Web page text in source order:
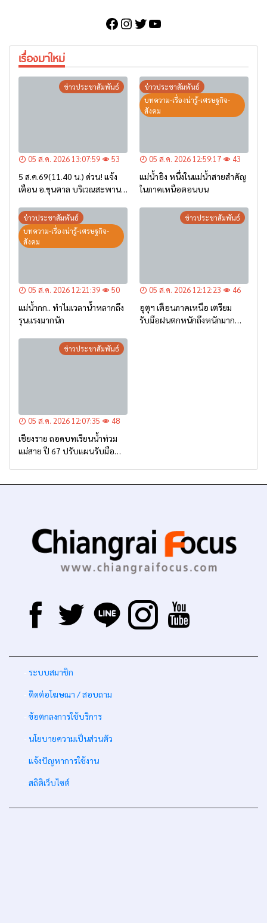
Facebook
Instagram
Twitter
YouTube
เรื่องมาใหม่
ข่าวประชาสัมพันธ์
05 ส.ค. 2026 13:07:59 53
5 ส.ค.69(11.40 น.) ด่วน! แจ้ง
เตือน อ.ขุนตาล บริเวณสะพาน
– เตรียมการอพยพ”
ข่าวประชาสัมพันธ์
บทความ-เรื่องน่ารู้-เศรษฐกิจ-
สังคม
05 ส.ค. 2026 12:59:17 43
แม่น้ำอิง หนึ่งในแม่น้ำสายสำคัญ
ในภาคเหนือตอนบน
ข่าวประชาสัมพันธ์
บทความ-เรื่องน่ารู้-เศรษฐกิจ-
สังคม
05 ส.ค. 2026 12:21:39 50
แม่น้ำกก.. ทำไมเวลาน้ำหลากถึง
รุนแรงมากนัก
ข่าวประชาสัมพันธ์
05 ส.ค. 2026 12:12:23 46
อุตุฯ เตือนภาคเหนือ เตรียม
รับมือฝนตกหนักถึงหนักมาก
ข่าวประชาสัมพันธ์
05 ส.ค. 2026 12:07:35 48
เชียงราย ถอดบทเรียนน้ำท่วม
แม่สาย ปี 67 ปรับแผนรับมือ
ระบบสมาชิก
ติดต่อโฆษณา / สอบถาม
ข้อตกลงการใช้บริการ
นโยบายความเป็นส่วนตัว
แจ้งปัญหาการใช้งาน
สถิติเว็บไซต์